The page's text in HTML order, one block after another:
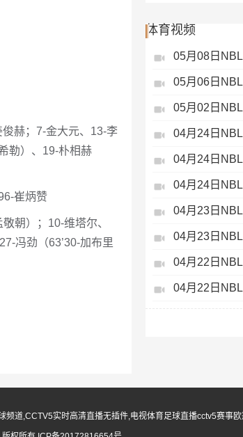
赫；7-金大元、13-李
勒）、19-朴相赫
崔炳赞
朝）；10-维塔尔、
冯劲（63’30-加布里
体育视频
道,CCTV5实时高清直播无插件,电视体育足球直播cctv5赛事